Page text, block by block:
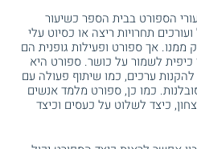
הספורט בבית הספר כשיעור
תחרויות ריצה או כסיוט עלי
אך ספורט ופעילות גופנית הם
לשמור על כושר. ספורט היא
ערכים, כמו שיתוף פעולה עם
כמו כן, ספורט מלמד אנשים
כיצד לשלוט על כעסים וכיצד